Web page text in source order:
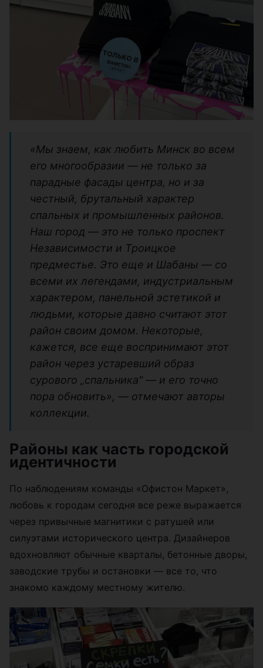
«Мы знаем, как любить Минск во всем
его многообразии — не только за
парадные фасады центра, но и за
честный, брутальный характер
спальных и промышленных районов.
Наш город — это не только проспект
Независимости и Троицкое
предместье. Это еще и Шабаны — со
всеми их легендами, индустриальным
характером, панельной эстетикой и
людьми, которые давно считают этот
район своим домом. Некоторые,
кажется, все еще воспринимают этот
район через устаревший образ
сурового „спальника" — и его точно
пора обновить», — отмечают авторы
коллекции.
Районы как часть городской
идентичности
По наблюдениям команды «Офистон Маркет»,
любовь к городам сегодня все реже выражается
через привычные магнитики с ратушей или
силуэтами исторического центра. Дизайнеров
вдохновляют обычные кварталы, бетонные дворы,
заводские трубы и остановки — все то, что
знакомо каждому местному жителю.